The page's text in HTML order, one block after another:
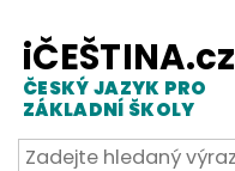
iČEŠTINA.cz
ČESKÝ JAZYK PRO
ZÁKLADNÍ ŠKOLY